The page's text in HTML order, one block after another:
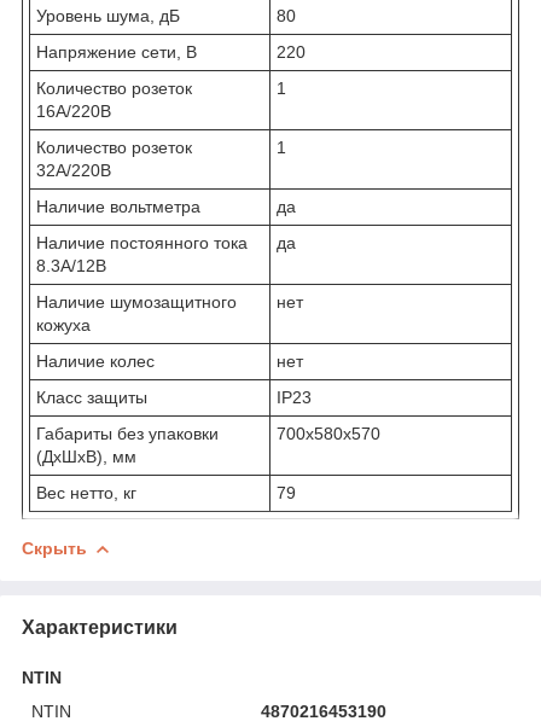
Уровень шума, дБ
80
Напряжение сети, В
220
Количество розеток
16А/220В
1
Количество розеток
32А/220В
1
Наличие вольтметра
да
Наличие постоянного тока
8.3А/12В
да
Наличие шумозащитного
кожуха
нет
Наличие колес
нет
Класс защиты
IP23
Габариты без упаковки
(ДxШxВ), мм
700x580x570
Вес нетто, кг 79
Скрыть
Характеристики
NTIN
NTIN
4870216453190